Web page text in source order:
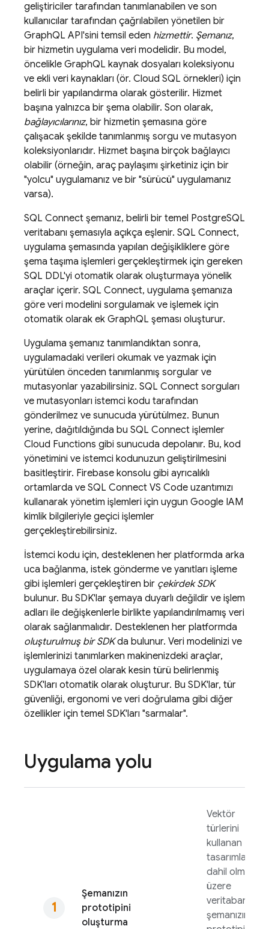
geliştiriciler tarafından tanımlanabilen ve son
kullanıcılar tarafından çağrılabilen yönetilen bir
GraphQL API'sini temsil eden hizmettir. Şemanız,
bir hizmetin uygulama veri modelidir. Bu model,
öncelikle GraphQL kaynak dosyaları koleksiyonu
ve ekli veri kaynakları (ör. Cloud SQL örnekleri) için
belirli bir yapılandırma olarak gösterilir. Hizmet
başına yalnızca bir şema olabilir. Son olarak,
bağlayıcılarınız, bir hizmetin şemasına göre
çalışacak şekilde tanımlanmış sorgu ve mutasyon
koleksiyonlarıdır. Hizmet başına birçok bağlayıcı
olabilir (örneğin, araç paylaşımı şirketiniz için bir
"yolcu" uygulamanız ve bir "sürücü" uygulamanız
varsa).
SQL Connect şemanız, belirli bir temel PostgreSQL
veritabanı şemasıyla açıkça eşlenir. SQL Connect,
uygulama şemasında yapılan değişikliklere göre
şema taşıma işlemleri gerçekleştirmek için gereken
SQL DDL'yi otomatik olarak oluşturmaya yönelik
araçlar içerir. SQL Connect, uygulama şemanıza
göre veri modelini sorgulamak ve işlemek için
otomatik olarak ek GraphQL şeması oluşturur.
Uygulama şemanız tanımlandıktan sonra,
uygulamadaki verileri okumak ve yazmak için
yürütülen önceden tanımlanmış sorgular ve
mutasyonlar yazabilirsiniz. SQL Connect sorguları
ve mutasyonları istemci kodu tarafından
gönderilmez ve sunucuda yürütülmez. Bunun
yerine, dağıtıldığında bu SQL Connect işlemler
Cloud Functions gibi sunucuda depolanır. Bu, kod
yönetimini ve istemci kodunuzun geliştirilmesini
basitleştirir. Firebase konsolu gibi ayrıcalıklı
ortamlarda ve SQL Connect VS Code uzantımızı
kullanarak yönetim işlemleri için uygun Google IAM
kimlik bilgileriyle geçici işlemler
gerçekleştirebilirsiniz.
İstemci kodu için, desteklenen her platformda arka
uca bağlanma, istek gönderme ve yanıtları işleme
gibi işlemleri gerçekleştiren bir çekirdek SDK
bulunur. Bu SDK'lar şemaya duyarlı değildir ve işlem
adları ile değişkenlerle birlikte yapılandırılmamış veri
olarak sağlanmalıdır. Desteklenen her platformda
oluşturulmuş bir SDKda bulunur. Veri modelinizi ve
işlemlerinizi tanımlarken makinenizdeki araçlar,
uygulamaya özel olarak kesin türü belirlenmiş
SDK'ları otomatik olarak oluşturur. Bu SDK'lar, tür
güvenliği, ergonomi ve veri doğrulama gibi diğer
özellikler için temel SDK'ları "sarmalar".
Uygulama yolu
Şemanızın
prototipini
oluşturma
Vektör
türlerini
kullanan
tasarımlar da
dahil olmak
üzere
veritabanı
şemanızın